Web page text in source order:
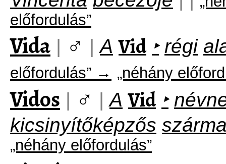
előfordulás”
Vida | ♂ | A Vid ‣ régi
előfordulás” → „néhány
Vidos | ♂ | A Vid ‣
kicsinyítőképzős
„néhány előfordulás”